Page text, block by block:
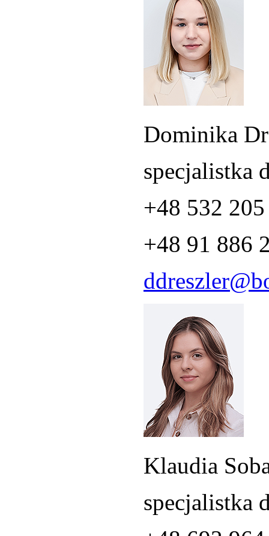
Dominika
specjalistka
+48 532
+48 91 886
Klaudia
specjalistka